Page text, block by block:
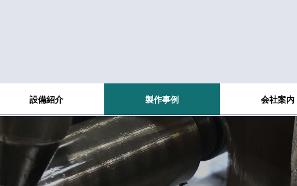
設備紹介 製作事例 会社案内